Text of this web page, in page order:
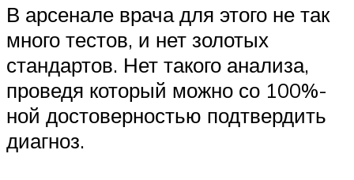
В арсенале врача для этого не так
много тестов, и нет золотых
стандартов. Нет такого анализа,
проведя который можно со 100%-
ной достоверностью подтвердить
диагноз.